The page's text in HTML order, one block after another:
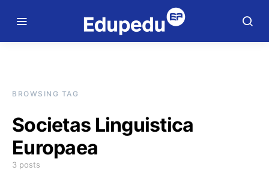
BROWSING TAG
Societas Linguistica
Europaea
3 posts